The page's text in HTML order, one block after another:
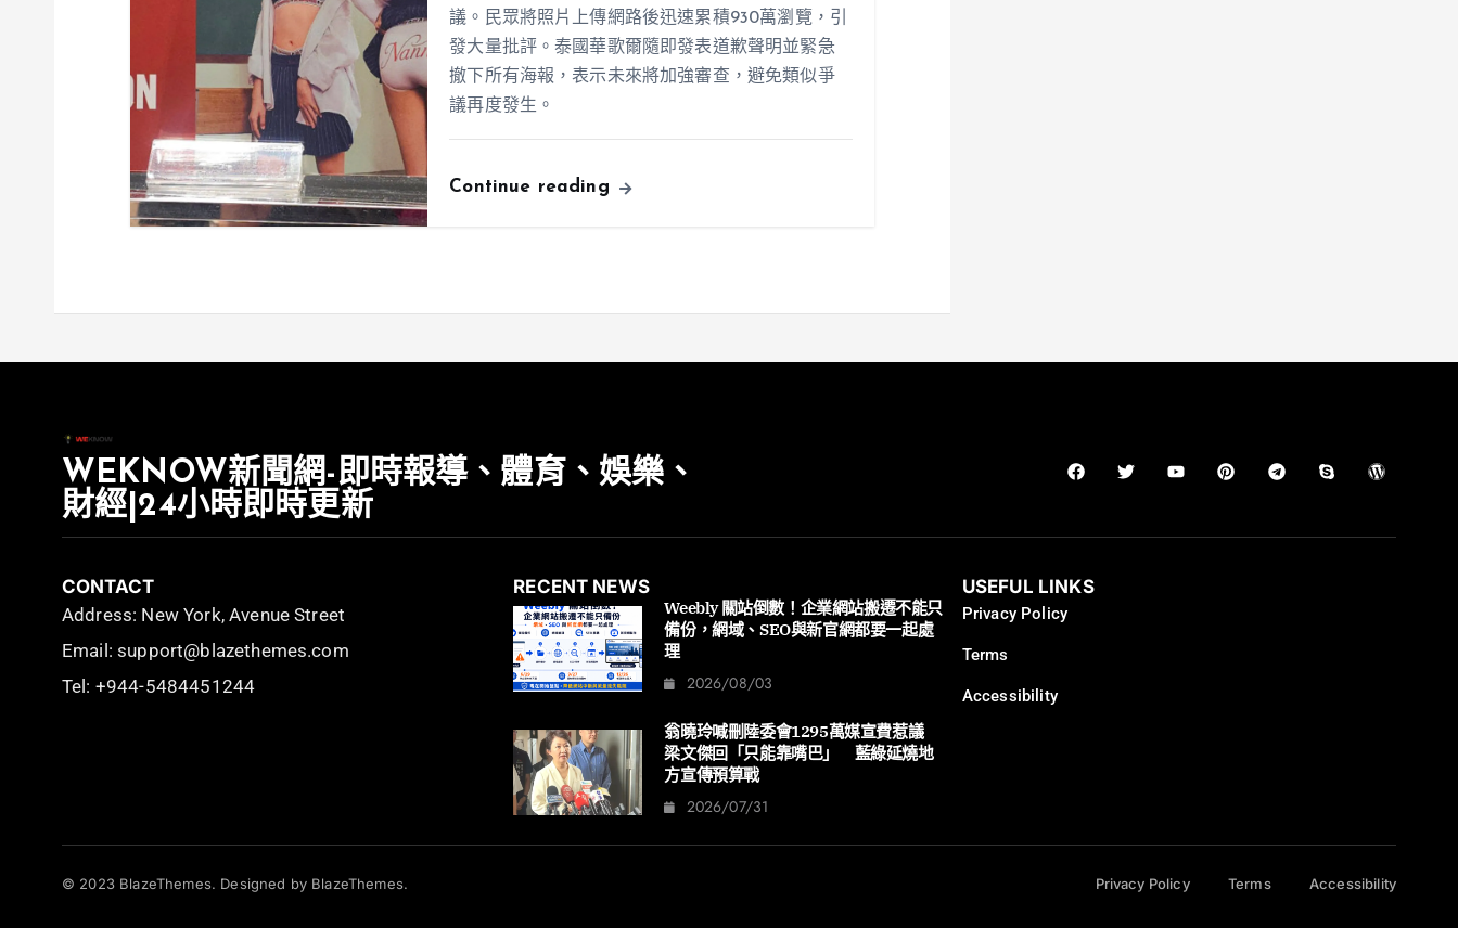
議。民眾將照片上傳網路後迅速累積930萬瀏覽，引
發大量批評。泰國華歌爾隨即發表道歉聲明並緊急
撤下所有海報，表示未來將加強審查，避免類似爭
議再度發生。
Continue reading
WEKNOW新聞網-即時報導、體育、娛樂、
財經|24小時即時更新
CONTACT
Address: New York, Avenue Street
Email: support@blazethemes.com
Tel: +944-5484451244
RECENT NEWS
Weebly 關站倒數！企業網站搬遷不能只
備份，網域、SEO與新官網都要一起處
理
2026/08/03
翁曉玲喊刪陸委會1295萬媒宣費惹議
梁文傑回「只能靠嘴巴」 藍綠延燒地
方宣傳預算戰
2026/07/31
USEFUL LINKS
Privacy Policy
Terms
Accessibility
© 2023 BlazeThemes. Designed by BlazeThemes. Privacy Policy Terms Accessibility